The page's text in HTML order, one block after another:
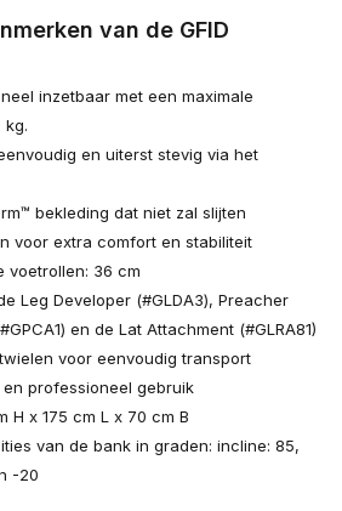
van de GFID
inzetbaar met een maximale
kg.
en uiterst stevig via het
bekleding dat niet zal slijten
voor extra comfort en stabiliteit
voetrollen: 36 cm
Leg Developer (#GLDA3), Preacher
en de Lat Attachment (#GLRA81)
voor eenvoudig transport
professioneel gebruik
H x 175 cm L x 70 cm B
van de bank in graden: incline: 85,
-20